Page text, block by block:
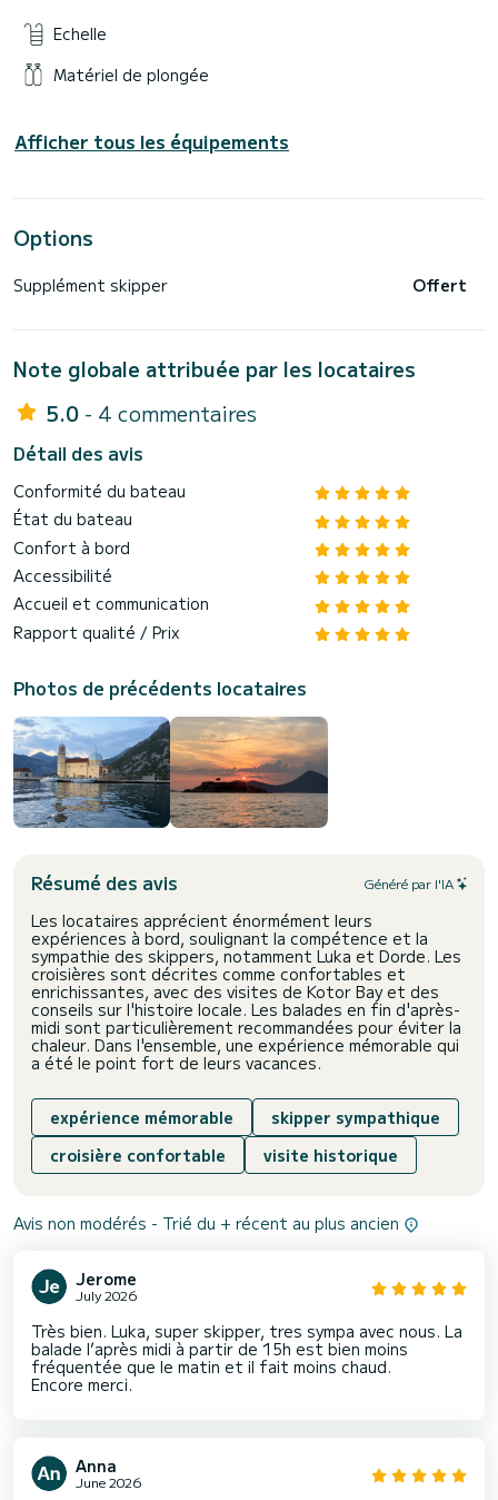
Echelle
Matériel de plongée
Afficher tous les équipements
Options
Supplément skipper Offert
Note globale attribuée par les locataires
5.0 - 4 commentaires
Détail des avis
Conformité du bateau
État du bateau
Confort à bord
Accessibilité
Accueil et communication
Rapport qualité / Prix
Photos de précédents locataires
Résumé des avis Généré par l'IA
Les locataires apprécient énormément leurs
expériences à bord, soulignant la compétence et la
sympathie des skippers, notamment Luka et Dorde. Les
croisières sont décrites comme confortables et
enrichissantes, avec des visites de Kotor Bay et des
conseils sur l'histoire locale. Les balades en fin d'après-
midi sont particulièrement recommandées pour éviter la
chaleur. Dans l'ensemble, une expérience mémorable qui
a été le point fort de leurs vacances.
expérience mémorable
skipper sympathique
croisière confortable
visite historique
Avis non modérés - Trié du + récent au plus ancien
Jerome
July 2026
Très bien. Luka, super skipper, tres sympa avec nous. La
balade l’après midi à partir de 15h est bien moins
fréquentée que le matin et il fait moins chaud.
Encore merci.
Anna
June 2026